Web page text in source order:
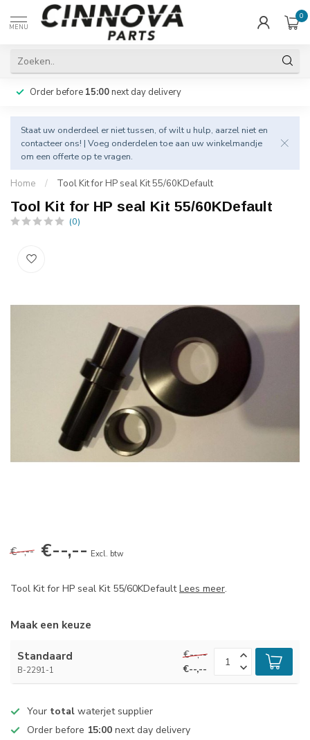
MENU
0
Order before 15:00next day delivery
Staat uw onderdeel er niet tussen, of wilt u hulp, aarzel niet en
contacteer ons! | Voeg onderdelen toe aan uw winkelmandje
om een offerte op te vragen.
Home / Tool Kit for HP seal Kit 55/60KDefault
Tool Kit for HP seal Kit 55/60KDefault
(0)
€--,-- €--,-- Excl. btw
Tool Kit for HP seal Kit 55/60KDefaultLees meer.
Maak een keuze
Standaard
B-2291-1
€--,--
€--,--
Your total waterjet supplier
Order before 15:00 next day delivery